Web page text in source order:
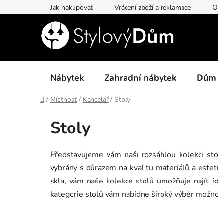
na
Jak nakupovat Vrácení zboží a reklamace
Nábytek Zahradní nábytek Dům
Domů
/ Místnost / Kancelář / Stoly
Stoly
Představujeme vám naši rozsáhlou kolekci
vybrány s důrazem na kvalitu materiálů a
skla, vám naše kolekce stolů umožňuje najít
kategorie stolů vám nabídne široký výběr